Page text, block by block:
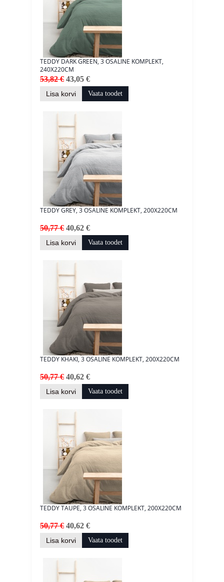
TEDDY DARK GREEN, 3 OSALINE KOMPLEKT,
240X220CM
53,82 € 43,05 €
Lisa korvi Vaata toodet
TEDDY GREY, 3 OSALINE KOMPLEKT, 200X220CM
50,77 € 40,62 €
Lisa korvi Vaata toodet
TEDDY KHAKI, 3 OSALINE KOMPLEKT, 200X220CM
50,77 € 40,62 €
Lisa korvi Vaata toodet
TEDDY TAUPE, 3 OSALINE KOMPLEKT, 200X220CM
50,77 € 40,62 €
Lisa korvi Vaata toodet